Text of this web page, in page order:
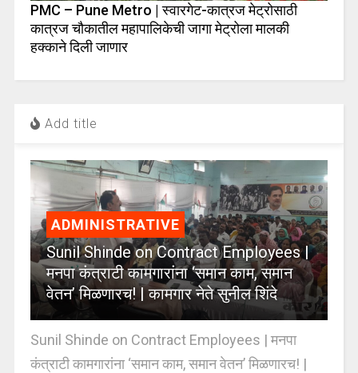
PMC – Pune Metro | स्वारगेट-कात्रज मेट्रोसाठी
कात्रज चौकातील महापालिकेची जागा मेट्रोला मालकी
हक्काने दिली जाणार
Add title
ADMINISTRATIVE
Sunil Shinde on Contract Employees |
मनपा कंत्राटी कामगारांना ‘समान काम, समान
वेतन’ मिळणारच! | कामगार नेते सुनील शिंदे
Sunil Shinde on Contract Employees | मनपा
कंत्राटी कामगारांना ‘समान काम, समान वेतन’ मिळणारच! |